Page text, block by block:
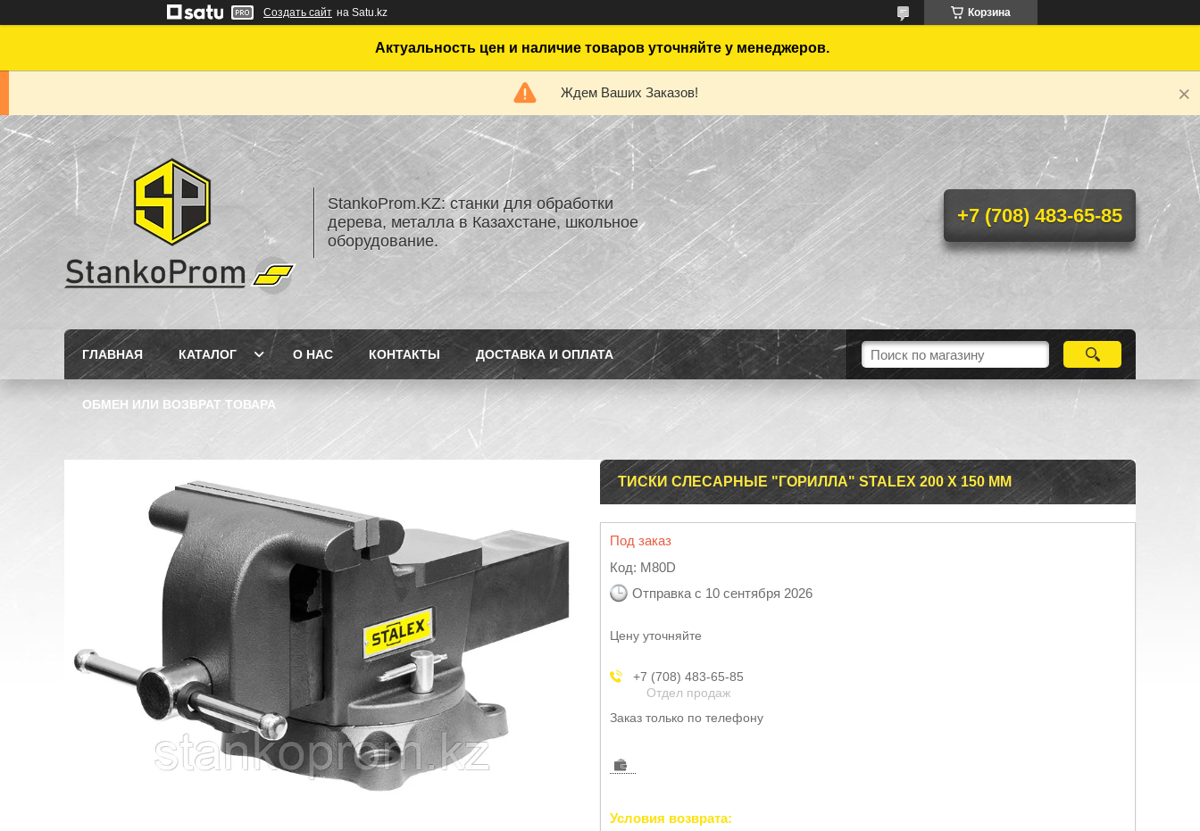
Создать сайт на Satu.kz Корзина
Актуальность цен и наличие товаров уточняйте у менеджеров.
Ждем Ваших Заказов!
StankoProm.KZ: станки для обработки
дерева, металла в Казахстане, школьное
оборудование.
+7 (708) 483-65-85
ГЛАВНАЯ КАТАЛОГ О НАС КОНТАКТЫ ДОСТАВКА И ОПЛАТА
ОБМЕН ИЛИ ВОЗВРАТ ТОВАРА
ТИСКИ СЛЕСАРНЫЕ "ГОРИЛЛА" STALEX 200 Х 150 ММ
Под заказ
Код: M80D
Отправка с 10 сентября 2026
Цену уточняйте
+7 (708) 483-65-85
Отдел продаж
Заказ только по телефону